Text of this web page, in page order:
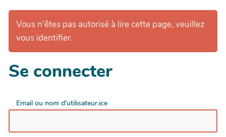
Vous n'êtes pas autorisé à lire cette page, veuillez
vous identifier.
Se connecter
Email ou nom d'utilisateur.ice